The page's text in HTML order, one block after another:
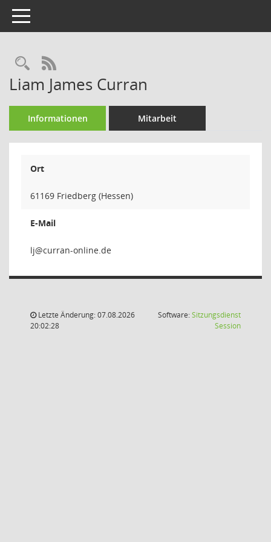
Toggle navigation
Rechercheauswahl
RSS-Feed
Liam James Curran
Informationen Mitarbeit
Ort
61169 Friedberg (Hessen)
E-Mail
Letzte Änderung: 07.08.2026
20:02:28
Software:Sitzungsdienst
Session(Wird in